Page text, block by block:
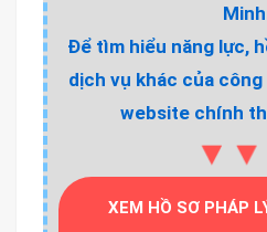
Để tìm hiểu năng lực,
dịch vụ khác của
website chính
XEM HỒ SƠ PHÁP